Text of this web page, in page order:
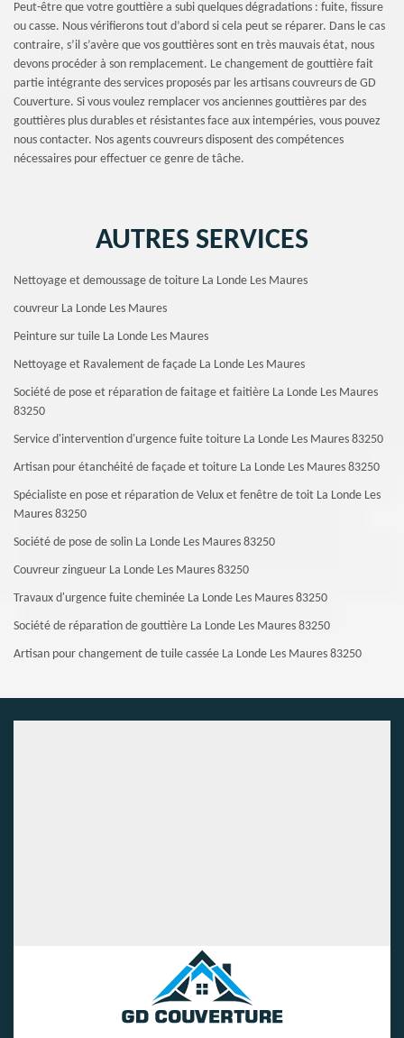
Peut-être que votre gouttière a subi quelques dégradations : fuite, fissure
ou casse. Nous vérifierons tout d’abord si cela peut se réparer. Dans le cas
contraire, s’il s’avère que vos gouttières sont en très mauvais état, nous
devons procéder à son remplacement. Le changement de gouttière fait
partie intégrante des services proposés par les artisans couvreurs de GD
Couverture. Si vous voulez remplacer vos anciennes gouttières par des
gouttières plus durables et résistantes face aux intempéries, vous pouvez
nous contacter. Nos agents couvreurs disposent des compétences
nécessaires pour effectuer ce genre de tâche.
AUTRES SERVICES
Nettoyage et demoussage de toiture La Londe Les Maures
couvreur La Londe Les Maures
Peinture sur tuile La Londe Les Maures
Nettoyage et Ravalement de façade La Londe Les Maures
Société de pose et réparation de faitage et faitière La Londe Les Maures
83250
Service d'intervention d'urgence fuite toiture La Londe Les Maures 83250
Artisan pour étanchéité de façade et toiture La Londe Les Maures 83250
Spécialiste en pose et réparation de Velux et fenêtre de toit La Londe Les
Maures 83250
Société de pose de solin La Londe Les Maures 83250
Couvreur zingueur La Londe Les Maures 83250
Travaux d'urgence fuite cheminée La Londe Les Maures 83250
Société de réparation de gouttière La Londe Les Maures 83250
Artisan pour changement de tuile cassée La Londe Les Maures 83250